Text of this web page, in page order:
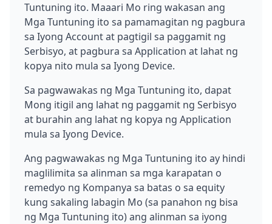
Tuntuning ito. Maaari Mo ring wakasan ang
Mga Tuntuning ito sa pamamagitan ng pagbura
sa Iyong Account at pagtigil sa paggamit ng
Serbisyo, at pagbura sa Application at lahat ng
kopya nito mula sa Iyong Device.
Sa pagwawakas ng Mga Tuntuning ito, dapat
Mong itigil ang lahat ng paggamit ng Serbisyo
at burahin ang lahat ng kopya ng Application
mula sa Iyong Device.
Ang pagwawakas ng Mga Tuntuning ito ay hindi
maglilimita sa alinman sa mga karapatan o
remedyo ng Kompanya sa batas o sa equity
kung sakaling labagin Mo (sa panahon ng bisa
ng Mga Tuntuning ito) ang alinman sa iyong